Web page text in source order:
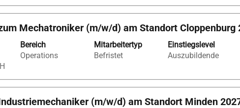
Mechatroniker (m/w/d) am Standort Cloppenburg
Bereich
Operations
Mitarbeitertyp
Befristet
Einstiegslevel
Auszubildende
(m/w/d) am Standort Minden